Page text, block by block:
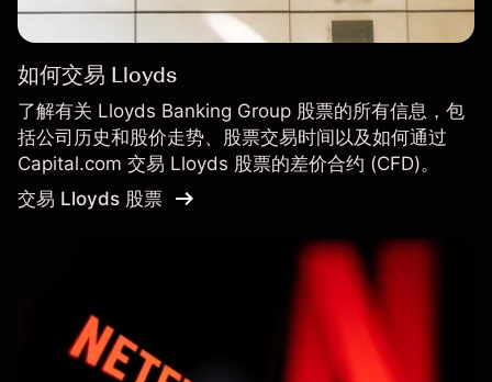
如何交易 Lloyds
了解有关 Lloyds Banking Group 股票的所有信息，包
括公司历史和股价走势、股票交易时间以及如何通过
Capital.com 交易 Lloyds 股票的差价合约 (CFD)。
交易 Lloyds 股票